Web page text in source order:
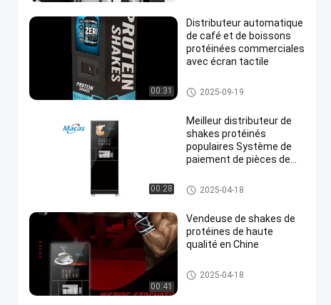
00:31
Distributeur automatique
de café et de boissons
protéinées commerciales
avec écran tactile
Vendeuse de café instantané
2025-09-19
00:28
Meilleur distributeur de
shakes protéinés
populaires Système de
paiement de pièces de
gymnase
Vendeuse de café instantané
2025-04-18
00:41
Vendeuse de shakes de
protéines de haute
qualité en Chine
Vendeuse de café instantané
2025-04-18